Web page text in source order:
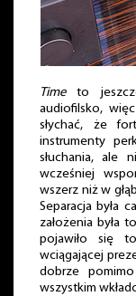
Timeto jeszcze
audiofilsko,
słychać, że
instrumenty
słuchania, ale
wcześniej
wszerz niż w
Separacja była
założenia była
pojawiło się
wciągającej
dobrze
wszystkim